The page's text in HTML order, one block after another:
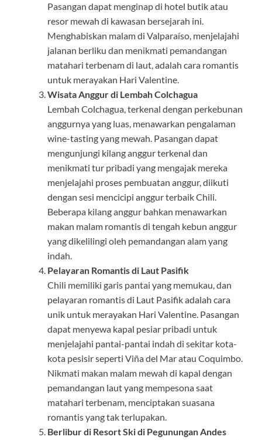
Pasangan dapat menginap di hotel butik atau
resor mewah di kawasan bersejarah ini.
Menghabiskan malam di Valparaíso, menjelajahi
jalanan berliku dan menikmati pemandangan
matahari terbenam di laut, adalah cara romantis
untuk merayakan Hari Valentine.
Wisata Anggur di Lembah Colchagua
Lembah Colchagua, terkenal dengan perkebunan
anggurnya yang luas, menawarkan pengalaman
wine-tasting yang mewah. Pasangan dapat
mengunjungi kilang anggur terkenal dan
menikmati tur pribadi yang mengajak mereka
menjelajahi proses pembuatan anggur, diikuti
dengan sesi mencicipi anggur terbaik Chili.
Beberapa kilang anggur bahkan menawarkan
makan malam romantis di tengah kebun anggur
yang dikelilingi oleh pemandangan alam yang
indah.
Pelayaran Romantis di Laut Pasifik
Chili memiliki garis pantai yang memukau, dan
pelayaran romantis di Laut Pasifik adalah cara
unik untuk merayakan Hari Valentine. Pasangan
dapat menyewa kapal pesiar pribadi untuk
menjelajahi pantai-pantai indah di sekitar kota-
kota pesisir seperti Viña del Mar atau Coquimbo.
Nikmati makan malam mewah di kapal dengan
pemandangan laut yang mempesona saat
matahari terbenam, menciptakan suasana
romantis yang tak terlupakan.
Berlibur di Resort Ski di Pegunungan Andes